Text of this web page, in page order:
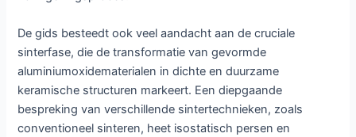
De gids besteedt ook veel aandacht aan de cruciale
sinterfase, die de transformatie van gevormde
aluminiumoxidematerialen in dichte en duurzame
keramische structuren markeert. Een diepgaande
bespreking van verschillende sintertechnieken, zoals
conventioneel sinteren, heet isostatisch persen en